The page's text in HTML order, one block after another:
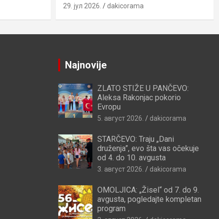
29. јул 2026. dakicorama
Najnovije
ZLATO STIŽE U PANČEVO:
Aleksa Rakonjac pokorio
Evropu
5. август 2026. dakicorama
STARČEVO: Traju „Dani
druženja”, evo šta vas očekuje
od 4. do 10. avgusta
3. август 2026. dakicorama
OMOLJICA: „Žisel“ od 7. do 9.
avgusta, pogledajte kompletan
program